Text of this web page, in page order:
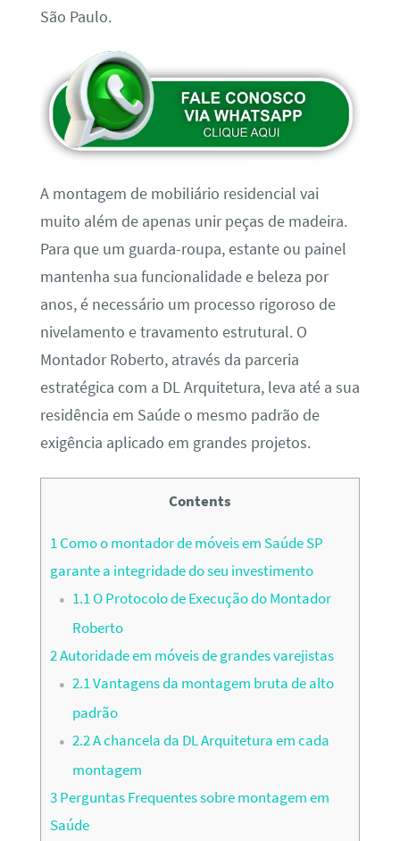
São Paulo.
A montagem de mobiliário residencial vai
muito além de apenas unir peças de madeira.
Para que um guarda-roupa, estante ou painel
mantenha sua funcionalidade e beleza por
anos, é necessário um processo rigoroso de
nivelamento e travamento estrutural. O
Montador Roberto, através da parceria
estratégica com a DL Arquitetura, leva até a sua
residência em Saúde o mesmo padrão de
exigência aplicado em grandes projetos.
Contents
1Como o montador de móveis em Saúde SP
garante a integridade do seu investimento
1.1O Protocolo de Execução do Montador
Roberto
2Autoridade em móveis de grandes varejistas
2.1Vantagens da montagem bruta de alto
padrão
2.2A chancela da DL Arquitetura em cada
montagem
3Perguntas Frequentes sobre montagem em
Saúde